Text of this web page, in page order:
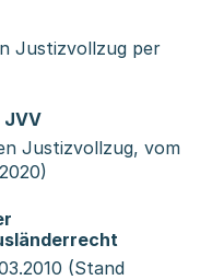
Justizvollzug per
JVV
Justizvollzug, vom
(Stand